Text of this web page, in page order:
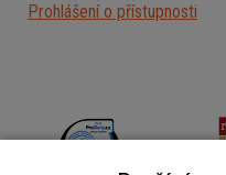
Prohlášení o přístupnosti